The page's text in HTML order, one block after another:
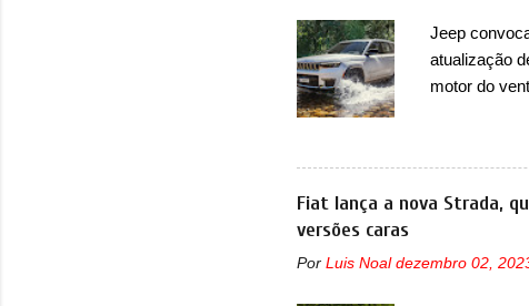
nas vendas
sendo duas
Jeep
atualização
motor do
com
unidades
solução de
módulo de
ventilador
Fiat lança a nova Strada,
versões caras
Por Luis Noal dezembro 02,